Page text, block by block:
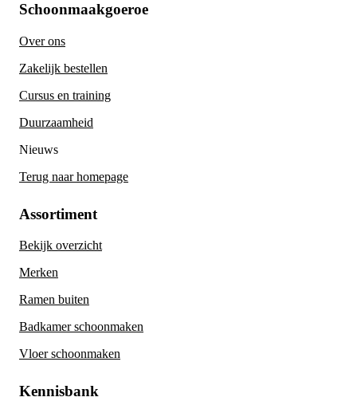
Schoonmaakgoeroe
Over ons
Zakelijk bestellen
Cursus en training
Duurzaamheid
Nieuws
Terug naar homepage
Assortiment
Bekijk overzicht
Merken
Ramen buiten
Badkamer schoonmaken
Vloer schoonmaken
Kennisbank